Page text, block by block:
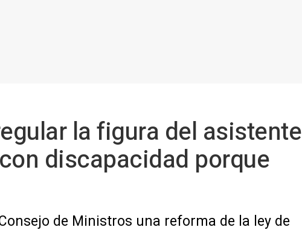
la figura del asistente
discapacidad porque
de Ministros una reforma de la ley de